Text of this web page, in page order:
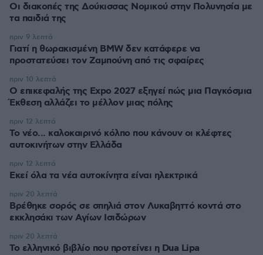
Οι διακοπές της Δούκισσας Νομικού στην Πολυνησία με
τα παιδιά της
Γιατί η θωρακισμένη BMW δεν κατάφερε να
προστατεύσει τον Ζαμπούνη από τις σφαίρες
πριν 9 λεπτά
Ο επικεφαλής της Expo 2027 εξηγεί πώς μια Παγκόσμια
Έκθεση αλλάζει το μέλλον μιας πόλης
πριν 10 λεπτά
Το νέο... καλοκαιρινό κόλπο που κάνουν οι κλέφτες
αυτοκινήτων στην Ελλάδα
πριν 12 λεπτά
Εκεί όλα τα νέα αυτοκίνητα είναι ηλεκτρικά
πριν 12 λεπτά
Βρέθηκε σορός σε σπηλιά στον Λυκαβηττό κοντά στο
εκκλησάκι των Αγίων Ισιδώρων
πριν 20 λεπτά
Το ελληνικό βιβλίο που προτείνει η Dua Lipa
πριν 20 λεπτά